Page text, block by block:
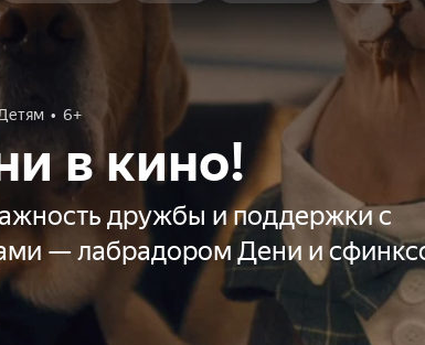
6+
в кино!
дружбы и поддержки с
— лабрадором Дени и